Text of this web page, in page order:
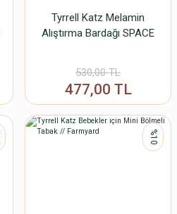
Tyrrell Katz Melamin
Alıştırma Bardağı SPACE
530,00 TL
477,00 TL
%10